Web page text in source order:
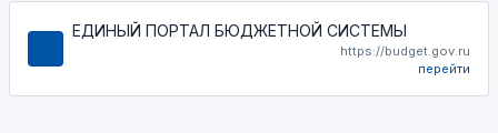
ЕДИНЫЙ ПОРТАЛ БЮДЖЕТНОЙ СИСТЕМЫ
https://budget.gov.ru
перейти